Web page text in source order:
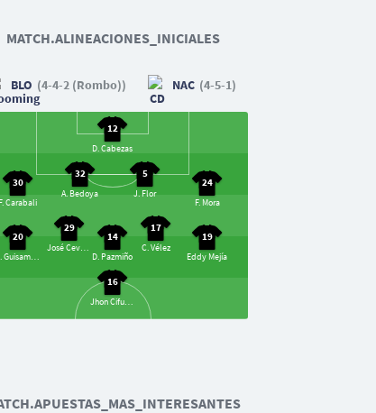
MATCH.ALINEACIONES_INICIALES
BLO (4-4-2 (Rombo)) NAC (4-5-1)
12
D. Cabezas
5
J. Flor
32
A. Bedoya
24
F. Mora
30
F. Carabali
17
C. Vélez
29
José Cevallos Jr.
14
D. Pazmiño
19
Eddy Mejía
20
J. Guisamano
16
Jhon Cifuente
8 50
G. Vadalá